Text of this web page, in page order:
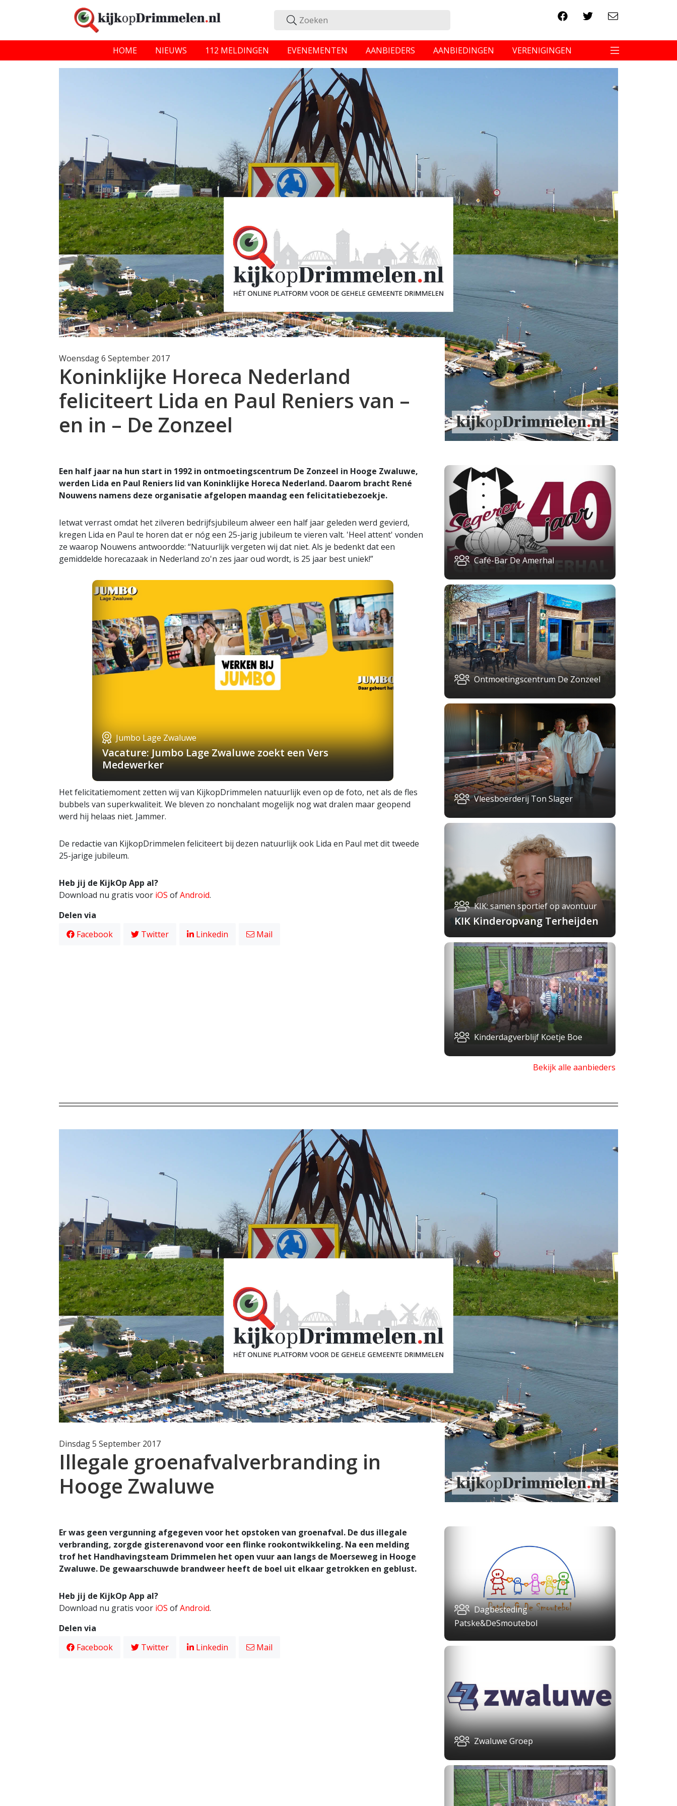
HOME NIEUWS 112 MELDINGEN EVENEMENTEN AANBIEDERS AANBIEDINGEN VERENIGINGEN
Woensdag 6 September 2017
Koninklijke Horeca Nederland
feliciteert Lida en Paul Reniers van –
en in – De Zonzeel
Een half jaar na hun start in 1992 in ontmoetingscentrum De Zonzeel in Hooge Zwaluwe,
werden Lida en Paul Reniers lid van Koninklijke Horeca Nederland. Daarom bracht René
Nouwens namens deze organisatie afgelopen maandag een felicitatiebezoekje.
Ietwat verrast omdat het zilveren bedrijfsjubileum alweer een half jaar geleden werd gevierd,
kregen Lida en Paul te horen dat er nóg een 25-jarig jubileum te vieren valt. 'Heel attent' vonden
ze waarop Nouwens antwoordde: “Natuurlijk vergeten wij dat niet. Als je bedenkt dat een
gemiddelde horecazaak in Nederland zo'n zes jaar oud wordt, is 25 jaar best uniek!”
Jumbo Lage Zwaluwe
Vacature: Jumbo Lage Zwaluwe zoekt een Vers
Medewerker
Het felicitatiemoment zetten wij van KijkopDrimmelen natuurlijk even op de foto, net als de fles
bubbels van superkwaliteit. We bleven zo nonchalant mogelijk nog wat dralen maar geopend
werd hij helaas niet. Jammer.
De redactie van KijkopDrimmelen feliciteert bij dezen natuurlijk ook Lida en Paul met dit tweede
25-jarige jubileum.
Heb jij de KijkOp App al?
Download nu gratis voor iOS ofAndroid.
Delen via
Facebook
Twitter Linkedin Mail
Café-Bar De Amerhal
Ontmoetingscentrum De Zonzeel
Vleesboerderij Ton Slager
KIK: samen sportief op avontuur
KIK Kinderopvang Terheijden
Kinderdagverblijf Koetje Boe
Bekijk alle aanbieders
Dinsdag 5 September 2017
Illegale groenafvalverbranding in
Hooge Zwaluwe
Er was geen vergunning afgegeven voor het opstoken van groenafval. De dus illegale
verbranding, zorgde gisterenavond voor een flinke rookontwikkeling. Na een melding
trof het Handhavingsteam Drimmelen het open vuur aan langs de Moerseweg in Hooge
Zwaluwe. De gewaarschuwde brandweer heeft de boel uit elkaar getrokken en geblust.
Heb jij de KijkOp App al?
Download nu gratis voor iOS ofAndroid.
Delen via
Facebook
Twitter Linkedin Mail
Dagbesteding
Patske&DeSmoutebol
Zwaluwe Groep